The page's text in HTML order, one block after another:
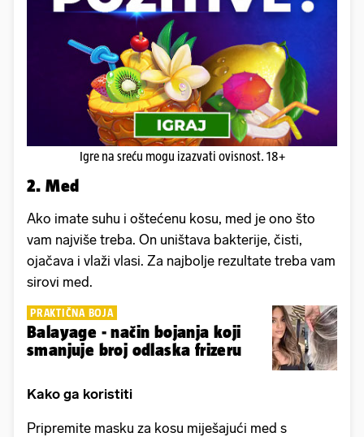
Igre na sreću mogu izazvati ovisnost. 18+
2. Med
Ako imate suhu i oštećenu kosu, med je ono što
vam najviše treba. On uništava bakterije, čisti,
ojačava i vlaži vlasi. Za najbolje rezultate treba vam
sirovi med.
PRAKTIČNA BOJA
Balayage - način bojanja koji
smanjuje broj odlaska frizeru
Kako ga koristiti
Pripremite masku za kosu miješajući med s